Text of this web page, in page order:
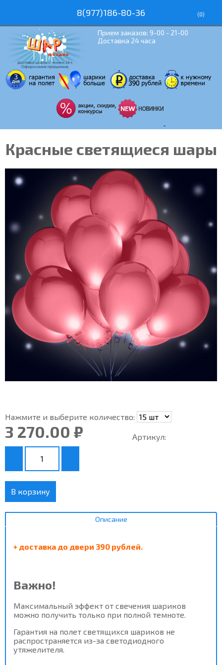
8(977)186-80-36 (0)
Прием заказов: 9-00 - 21-00
Доставка 24 часа
Красные светящиеся шары
Нажмите и выберите количество:
3 270.00 ₽ Артикул:
В корзину
Описание
+ доставка до двери 390 рублей.
Важно!
Максимальный эффект от свечения шариков
можно получить только при полной темноте.
Гарантия на полет светящихся шариков не
распространяется из-за светодиодного
утяжелителя.